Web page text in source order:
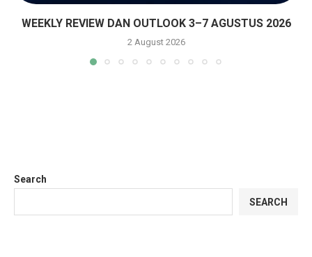
WEEKLY REVIEW DAN OUTLOOK 3–7 AGUSTUS 2026
2 August 2026
Search
SEARCH